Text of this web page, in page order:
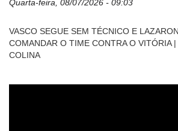
Quarta-feira, 08/07/2026 - 09:03
VASCO SEGUE SEM TÉCNICO E
COMANDAR O TIME CONTRA O VITÓRIA
COLINA